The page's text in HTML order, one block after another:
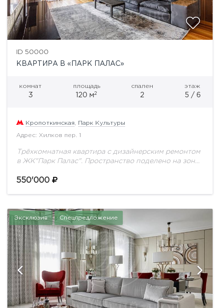
ID 50000
КВАРТИРА В «ПАРК ПАЛАС»
комнат
3
площадь
120 м2
спален
2
этаж
5 / 6
Кропоткинская Парк Культуры
Адрес: Хилков пер. 1
Трёхкомнатная квартира с дизайнерским ремонтом
в ЖК"Парк Палас". Пространство поделено на зону
гостиную с выходом на видовую лоджию и
550'000
Эксклюзив Спецпредложение